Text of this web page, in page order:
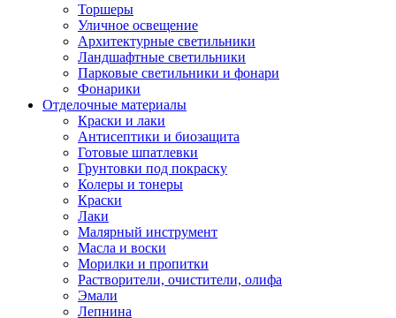
Торшеры
Уличное освещение
Архитектурные светильники
Ландшафтные светильники
Парковые светильники и фонари
Фонарики
Отделочные материалы
Краски и лаки
Антисептики и биозащита
Готовые шпатлевки
Грунтовки под покраску
Колеры и тонеры
Краски
Лаки
Малярный инструмент
Масла и воски
Морилки и пропитки
Растворители, очистители, олифа
Эмали
Лепнина